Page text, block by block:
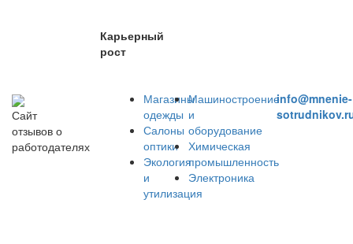
Карьерный
рост
Сайт
отзывов о
работодателях
Магазины
одежды
Салоны
оптики
Экология
и
утилизация
Машиностроение
и
оборудование
Химическая
промышленность
Электроника
info@mnenie-